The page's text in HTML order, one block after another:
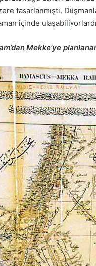
tasarlanmıştı.
içinde
Mekke’ye